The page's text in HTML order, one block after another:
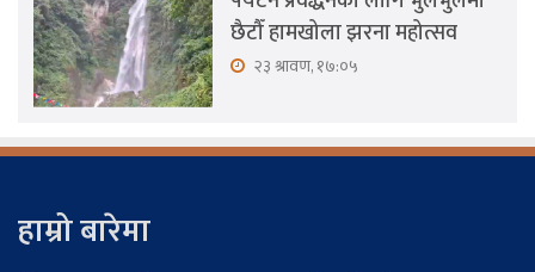
छैटौँ हामखोला झरना महोत्सव
२३ श्रावण, १७:०५
हाम्रो बारेमा